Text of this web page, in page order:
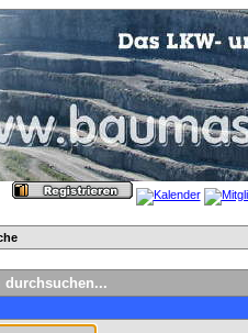
durchsuchen...